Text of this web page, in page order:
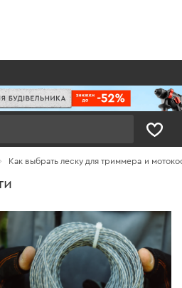
Как выбрать леску для триммера и